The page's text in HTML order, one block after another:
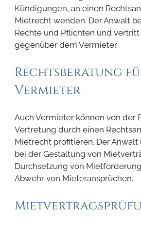
Kündigungen, an einen
Mietrecht wenden. Der Anwalt
Rechte und Pflichten und vertritt
gegenüber dem Vermieter.
Rechtsberatung
Vermieter
Auch Vermieter können von der
Vertretung durch einen
Mietrecht profitieren. Der
bei der Gestaltung von
Durchsetzung von
Abwehr von Mieteransprüchen.